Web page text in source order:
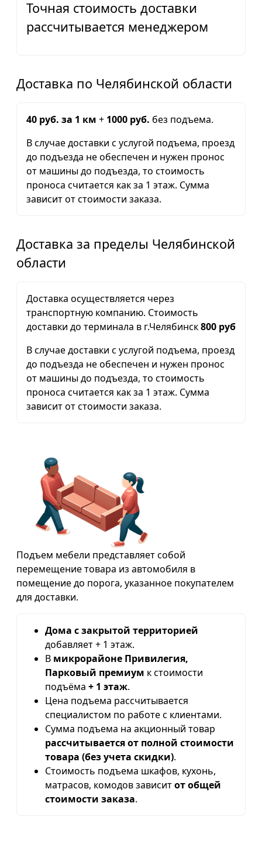
Точная стоимость доставки
рассчитывается менеджером
Доставка по Челябинской области
40 руб. за 1 км + 1000 руб. без подъема.
В случае доставки с услугой подъема, проезд
до подъезда не обеспечен и нужен пронос
от машины до подъезда, то стоимость
проноса считается как за 1 этаж. Сумма
зависит от стоимости заказа.
Доставка за пределы Челябинской
области
Доставка осуществляется через
транспортную компанию. Стоимость
доставки до терминала в г.Челябинск800 руб
В случае доставки с услугой подъема, проезд
до подъезда не обеспечен и нужен пронос
от машины до подъезда, то стоимость
проноса считается как за 1 этаж. Сумма
зависит от стоимости заказа.
Подъем мебели представляет собой
перемещение товара из автомобиля в
помещение до порога, указанное покупателем
для доставки.
Дома с закрытой территорией
добавляет + 1 этаж.
В микрорайоне Привилегия,
Парковый премиум к стоимости
подъёма + 1 этаж.
Цена подъема рассчитывается
специалистом по работе с клиентами.
Сумма подъема на акционный товар
рассчитывается от полной стоимости
товара (без учета скидки).
Стоимость подъема шкафов, кухонь,
матрасов, комодов зависитот общей
стоимости заказа.